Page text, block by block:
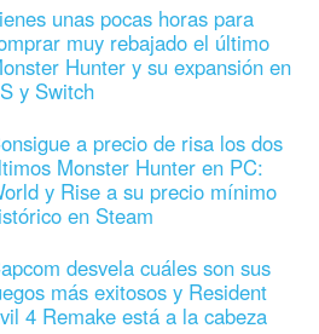
unas pocas horas para
muy rebajado el último
Hunter y su expansión en
y Switch
a precio de risa los dos
Monster Hunter en PC:
y Rise a su precio mínimo
en Steam
desvela cuáles son sus
más exitosos y Resident
4 Remake está a la cabeza